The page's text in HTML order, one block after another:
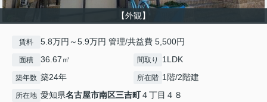
【外観】
賃料 5.8万円～5.9万円 管理/共益費 5,500円
面積 36.67㎡ 間取り 1LDK
築年数 築24年 所在階 1階/2階建
所在地 愛知県名古屋市南区三吉町４丁目４８